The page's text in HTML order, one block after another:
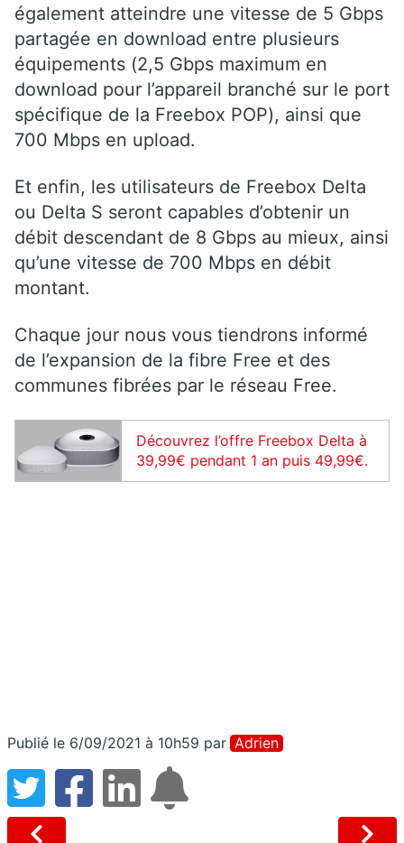
également atteindre une vitesse de 5 Gbps
partagée en download entre plusieurs
équipements (2,5 Gbps maximum en
download pour l’appareil branché sur le port
spécifique de la Freebox POP), ainsi que
700 Mbps en upload.
Et enfin, les utilisateurs de Freebox Delta
ou Delta S seront capables d’obtenir un
débit descendant de 8 Gbps au mieux, ainsi
qu’une vitesse de 700 Mbps en débit
montant.
Chaque jour nous vous tiendrons informé
de l’expansion de la fibre Free et des
communes fibrées par le réseau Free.
Découvrez l’offre Freebox Delta à
39,99€ pendant 1 an puis 49,99€.
Publié le 6/09/2021 à 10h59 par Adrien